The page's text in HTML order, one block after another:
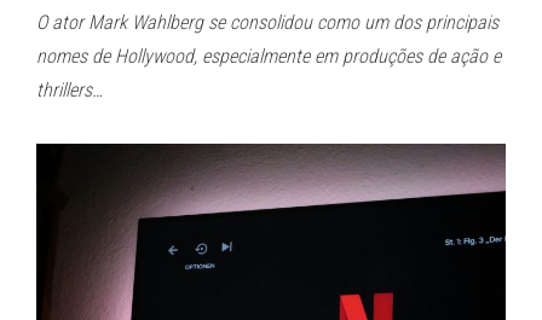
O ator Mark Wahlberg se consolidou como um dos principais
nomes de Hollywood, especialmente em produções de ação e
thrillers…